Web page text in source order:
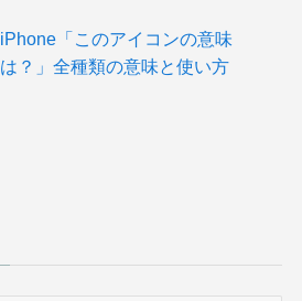
iPhone「このアイコンの意味
は？」全種類の意味と使い方